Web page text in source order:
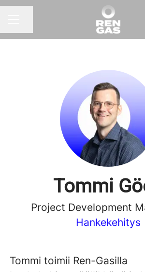
Tommi
Project Development
Hankekehitys
Tommi toimii Ren-Gasilla